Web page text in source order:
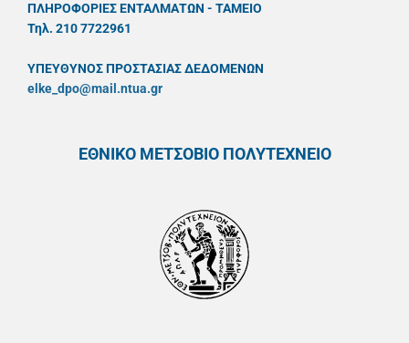
ΠΛΗΡΟΦΟΡΙΕΣ ΕΝΤΑΛΜΑΤΩΝ - ΤΑΜΕΙΟ
Τηλ. 210 7722961
ΥΠΕΥΘYΝΟΣ ΠΡΟΣΤΑΣΙΑΣ ΔΕΔΟΜΕΝΩΝ
elke_dpo@mail.ntua.gr
ΕΘΝΙΚΟ ΜΕΤΣΟΒΙΟ ΠΟΛΥΤΕΧΝΕΙΟ